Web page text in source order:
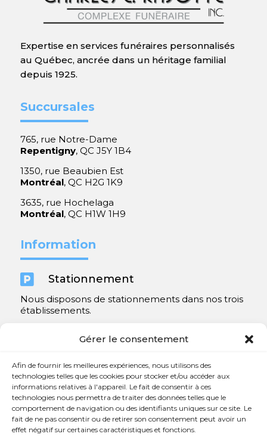
Gérer le consentement
Afin de fournir les meilleures expériences, nous utilisons des
technologies telles que les cookies pour stocker et/ou accéder aux
informations relatives à l'appareil. Le fait de consentir à ces
technologies nous permettra de traiter des données telles que le
comportement de navigation ou des identifiants uniques sur ce site. Le
fait de ne pas consentir ou de retirer son consentement peut avoir un
effet négatif sur certaines caractéristiques et fonctions.
Expertise en services funéraires personnalisés
au Québec, ancrée dans un héritage familial
depuis 1925.
Succursales
765, rue Notre-Dame
Repentigny, QC J5Y 1B4
1350, rue Beaubien Est
Montréal, QC H2G 1K9
3635, rue Hochelaga
Montréal, QC H1W 1H9
Information
 Stationnement
Nous disposons de stationnements dans nos trois
établissements.
Contact
 450 654-3342
 info@charlesrajotte.com